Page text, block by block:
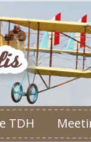
TDH